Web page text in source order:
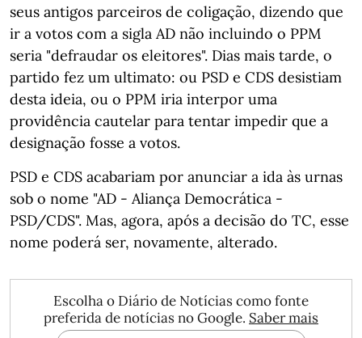
seus antigos parceiros de coligação, dizendo que
ir a votos com a sigla AD não incluindo o PPM
seria "defraudar os eleitores". Dias mais tarde, o
partido fez um ultimato: ou PSD e CDS desistiam
desta ideia, ou o PPM iria interpor uma
providência cautelar para tentar impedir que a
designação fosse a votos.
PSD e CDS acabariam por anunciar a ida às urnas
sob o nome "AD - Aliança Democrática -
PSD/CDS". Mas, agora, após a decisão do TC, esse
nome poderá ser, novamente, alterado.
Escolha o Diário de Notícias como fonte
preferida de notícias no Google. Saber mais